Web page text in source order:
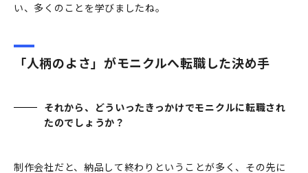
い、多くのことを学びましたね。
「人柄のよさ」がモニクルへ転職した決め手
それから、どういったきっかけでモニクルに転職され
たのでしょうか？
制作会社だと、納品して終わりということが多く、その先に